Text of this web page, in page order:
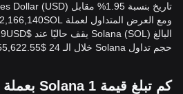
تاريخ بنسبة 1.95% مقابل United States Dollar (USD).
حجم تداول Solana خلال الـ 24 $1,355,255,622.55 USD.